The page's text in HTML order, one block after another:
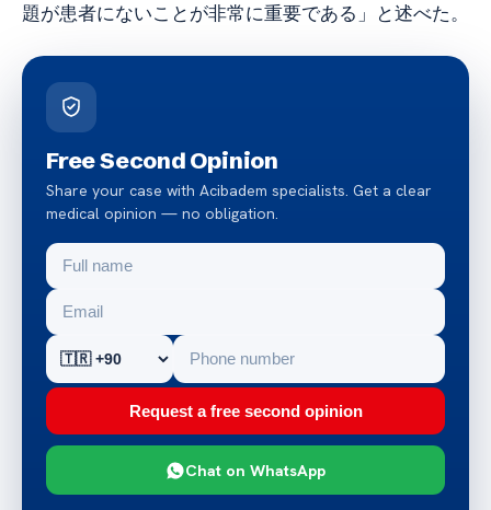
題が患者にないことが非常に重要である」と述べた。
Free Second Opinion
Share your case with Acibadem specialists. Get a clear
medical opinion — no obligation.
Request a free second opinion
Chat on WhatsApp